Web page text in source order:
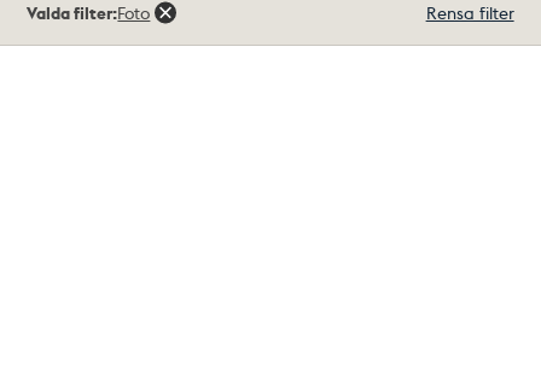
träffar
Valda filter:Foto Rensa filter